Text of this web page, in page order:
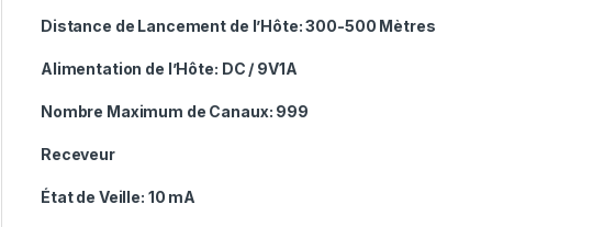
Distance de Lancement de l’Hôte:300-500 Mètres
Alimentation de l’Hôte: DC / 9V1A
Nombre Maximum de Canaux: 999
Receveur
État de Veille: 10 mA